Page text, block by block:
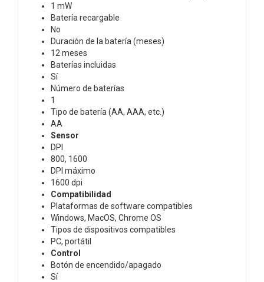
1 mW
Batería recargable
No
Duración de la batería (meses)
12 meses
Baterías incluidas
Sí
Número de baterías
1
Tipo de batería (AA, AAA, etc.)
AA
Sensor
DPI
800, 1600
DPI máximo
1600 dpi
Compatibilidad
Plataformas de software compatibles
Windows, MacOS, Chrome OS
Tipos de dispositivos compatibles
PC, portátil
Control
Botón de encendido/apagado
Sí